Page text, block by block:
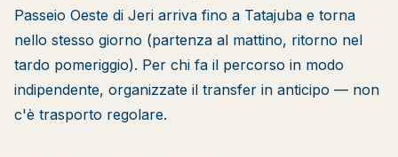
Passeio Oeste di Jeri arriva fino a Tatajuba e torna
nello stesso giorno (partenza al mattino, ritorno nel
tardo pomeriggio). Per chi fa il percorso in modo
indipendente, organizzate il transfer in anticipo — non
c'è trasporto regolare.